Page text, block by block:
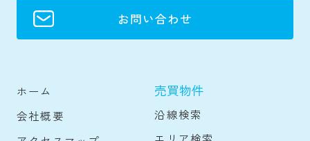
お問い合わせ
ホーム
会社概要
売買物件
沿線検索